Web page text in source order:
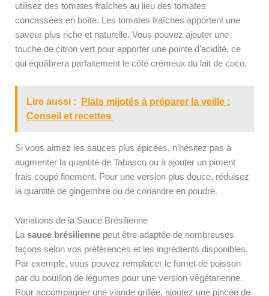
utilisez des tomates fraîches au lieu des tomates
concassées en boîte. Les tomates fraîches apportent une
saveur plus riche et naturelle. Vous pouvez ajouter une
touche de citron vert pour apporter une pointe d’acidité, ce
qui équilibrera parfaitement le côté crémeux du lait de coco.
Lire aussi :
Plats mijotés à préparer la veille :
Conseil et recettes
Si vous aimez les sauces plus épicées, n’hésitez pas à
augmenter la quantité de Tabasco ou à ajouter un piment
frais coupé finement. Pour une version plus douce, réduisez
la quantité de gingembre ou de coriandre en poudre.
Variations de la Sauce Brésilienne
Lasauce brésilienne peut être adaptée de nombreuses
façons selon vos préférences et les ingrédients disponibles.
Par exemple, vous pouvez remplacer le fumet de poisson
par du bouillon de légumes pour une version végétarienne.
Pour accompagner une viande grillée, ajoutez une pincée de